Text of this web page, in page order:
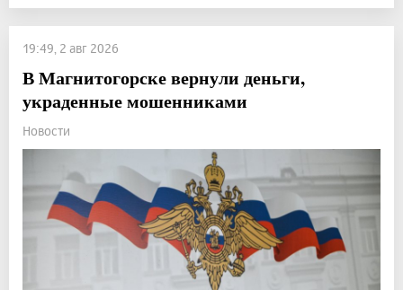
19:49, 2 авг 2026
В Магнитогорске вернули деньги,
украденные мошенниками
Новости